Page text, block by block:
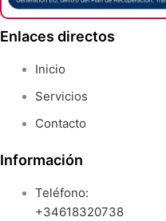
Enlaces directos
Inicio
Servicios
Contacto
Información
Teléfono:
+34618320738